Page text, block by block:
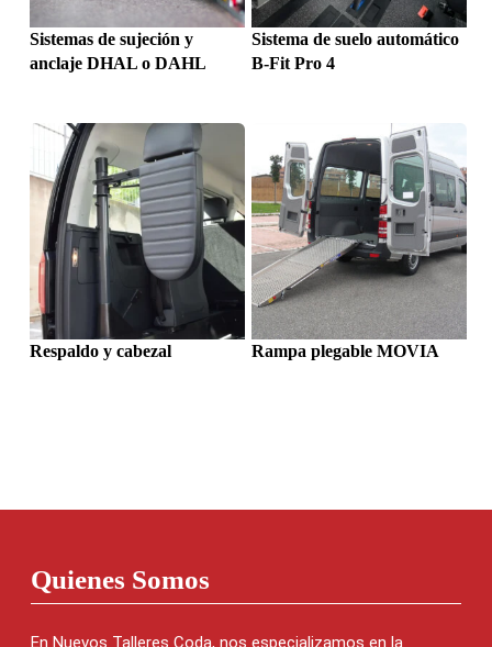
Sistemas de sujeción y
anclaje DHAL o DAHL
Sistema de suelo automático
B-Fit Pro 4
Respaldo y cabezal Rampa plegable MOVIA
Quienes Somos
En Nuevos Talleres Coda, nos especializamos en la